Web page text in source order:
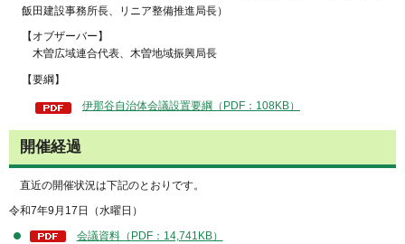
飯田建設事務所長、リニア整備推進局長）
【オブザーバー】
木曽広域連合代表、木曽地域振興局長
【要綱】
伊那谷自治体会議設置要綱（PDF：108KB）
開催経過
直近の開催状況は下記のとおりです。
令和7年9月17日（水曜日）
会議資料（PDF：14,741KB）